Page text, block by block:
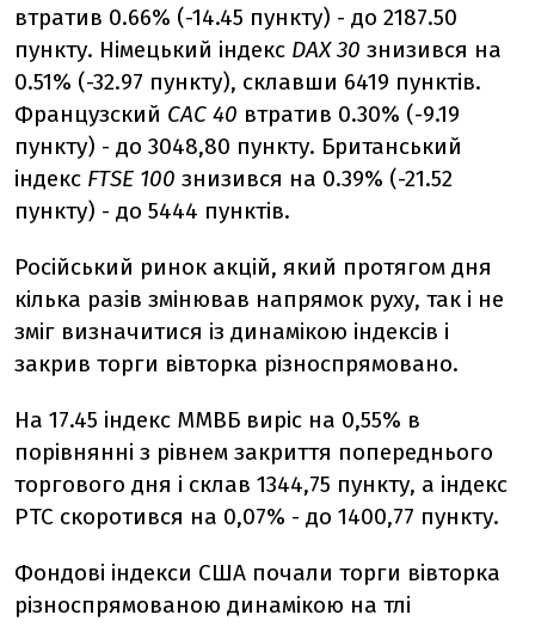
втратив 0.66% (-14.45 пункту) - до 2187.50
пункту. Німецький індекс DAX 30 знизився на
0.51% (-32.97 пункту), склавши 6419 пунктів.
Французский CAC 40 втратив 0.30% (-9.19
пункту) - до 3048,80 пункту. Британський
індекс FTSE 100 знизився на 0.39% (-21.52
пункту) - до 5444 пунктів.
Російський ринок акцій, який протягом дня
кілька разів змінював напрямок руху, так і не
зміг визначитися із динамікою індексів і
закрив торги вівторка різноспрямовано.
На 17.45 індекс ММВБ виріс на 0,55% в
порівнянні з рівнем закриття попереднього
торгового дня і склав 1344,75 пункту, а індекс
РТС скоротився на 0,07% - до 1400,77 пункту.
Фондові індекси США почали торги вівторка
різноспрямованою динамікою на тлі